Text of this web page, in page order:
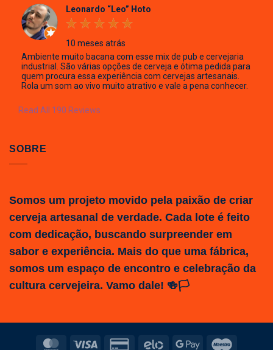
Leonardo “Leo” Hoto
10 meses atrás
Ambiente muito bacana com esse mix de pub e cervejaria
industrial. São várias opções de cerveja e ótima pedida para
quem procura essa experiência com cervejas artesanais.
Rola um som ao vivo muito atrativo e vale a pena conhecer.
Read All 190 Reviews
SOBRE
Somos um projeto movido pela paixão de criar
cerveja artesanal de verdade. Cada lote é feito
com dedicação, buscando surpreender em
sabor e experiência. Mais do que uma fábrica,
somos um espaço de encontro e celebração da
cultura cervejeira. Vamo dale! 🍻🏳️
MasterCardVisa Credit Elo Google